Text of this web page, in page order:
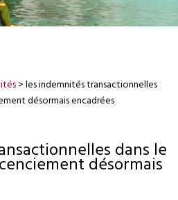
> les indemnités transactionnelles
désormais encadrées
dans le
désormais